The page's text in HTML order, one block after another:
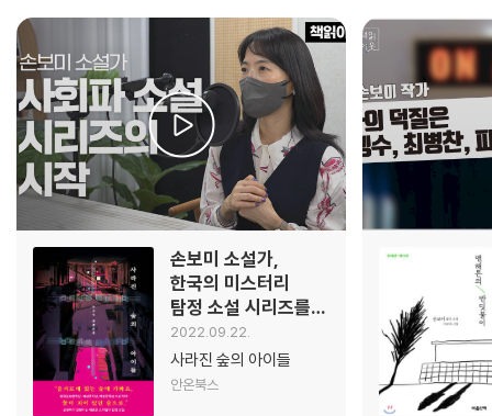
손보미 소설가,
한국의 미스터리
탐정 소설 시리즈를
꿈꾸다!
2022.09.22.
사라진 숲의 아이들
안온북스